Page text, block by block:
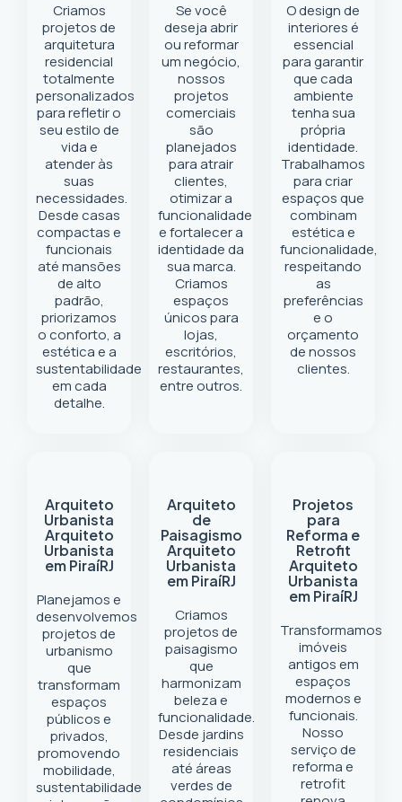
Criamos
projetos de
arquitetura
residencial
totalmente
personalizados
para refletir o
seu estilo de
vida e
atender às
suas
necessidades.
Desde casas
compactas e
funcionais
até mansões
de alto
padrão,
priorizamos
o conforto, a
estética e a
sustentabilidade
em cada
detalhe.
Se você
deseja abrir
ou reformar
um negócio,
nossos
projetos
comerciais
são
planejados
para atrair
clientes,
otimizar a
funcionalidade
e fortalecer a
identidade da
sua marca.
Criamos
espaços
únicos para
lojas,
escritórios,
restaurantes,
entre outros.
O design de
interiores é
essencial
para garantir
que cada
ambiente
tenha sua
própria
identidade.
Trabalhamos
para criar
espaços que
combinam
estética e
funcionalidade,
respeitando
as
preferências
e o
orçamento
de nossos
clientes.
Arquiteto
Urbanista
Arquiteto
Urbanista
em PiraíRJ
Planejamos e
desenvolvemos
projetos de
urbanismo
que
transformam
espaços
públicos e
privados,
promovendo
mobilidade,
sustentabilidade
Arquiteto
de
Paisagismo
Arquiteto
Urbanista
em PiraíRJ
Criamos
projetos de
paisagismo
que
harmonizam
beleza e
funcionalidade.
Desde jardins
residenciais
até áreas
verdes de
Projetos
para
Reforma e
Retrofit
Arquiteto
Urbanista
em PiraíRJ
Transformamos
imóveis
antigos em
espaços
modernos e
funcionais.
Nosso
serviço de
reforma e
retrofit